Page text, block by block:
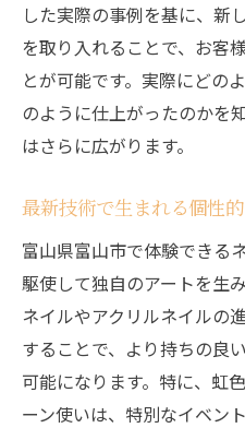
した実際の事例を基に、新
を取り入れることで、お客
とが可能です。実際にどの
のように仕上がったのかを
はさらに広がります。
最新技術で生まれる個性
富山県富山市で体験できる
駆使して独自のアートを生
ネイルやアクリルネイルの
することで、より持ちの良
可能になります。特に、虹
ーン使いは、特別なイベン